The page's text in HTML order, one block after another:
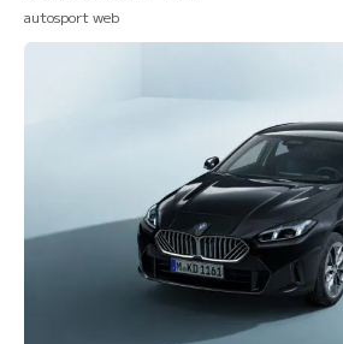
autosport web